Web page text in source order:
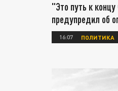
"Это путь к
предупредил об
16:07 ПОЛИТИКА